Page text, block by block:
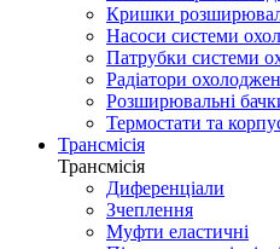
Кришки
Насоси системи
Патрубки системи
Радіатори
Розширювальні
Термостати та
Трансмісія
Трансмісія
Диференціали
Зчеплення
Муфти еластичні